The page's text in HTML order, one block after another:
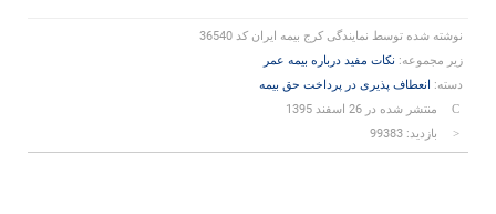
نوشته شده توسط نمایندگی کرج بیمه ایران کد 36540
زیر مجموعه: نکات مفید درباره بیمه عمر
دسته: انعطاف پذیری در پرداخت حق بیمه
منتشر شده در 26 اسفند 1395
بازدید: 99383